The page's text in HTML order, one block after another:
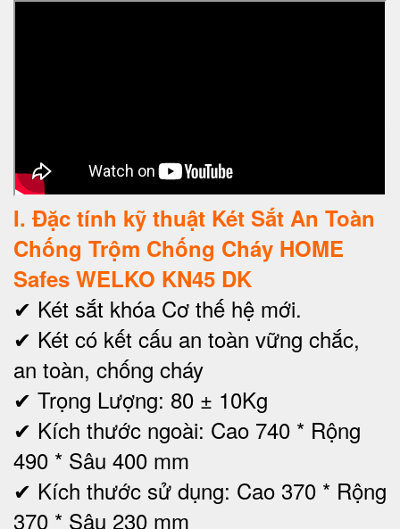
I. Đặc tính kỹ thuật Két Sắt An Toàn
Chống Trộm Chống Cháy HOME
Safes WELKO KN45 DK
✔ Két sắt khóa Cơ thế hệ mới.
✔ Két có kết cấu an toàn vững chắc,
an toàn, chống cháy
✔ Trọng Lượng: 80 ± 10Kg
✔ Kích thước ngoài: Cao 740 * Rộng
490 * Sâu 400 mm
✔ Kích thước sử dụng: Cao 370 * Rộng
370 * Sâu 230 mm